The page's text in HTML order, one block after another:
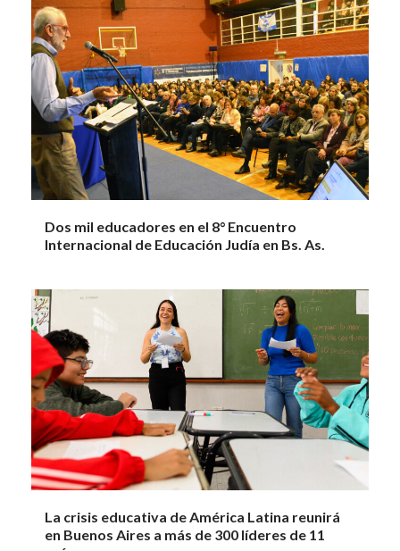
Dos mil educadores en el 8° Encuentro
Internacional de Educación Judía en Bs. As.
La crisis educativa de América Latina reunirá
en Buenos Aires a más de 300 líderes de 11